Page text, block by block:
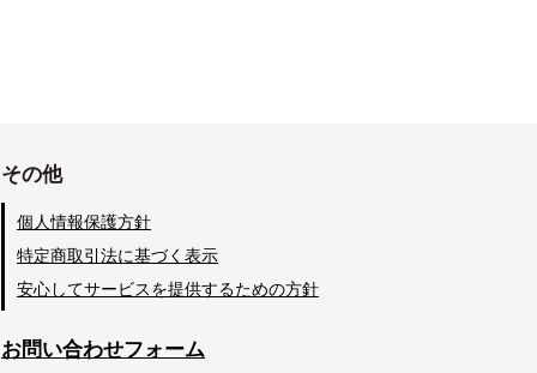
その他
個人情報保護方針
特定商取引法に基づく表示
安心してサービスを提供するための方針
お問い合わせフォーム